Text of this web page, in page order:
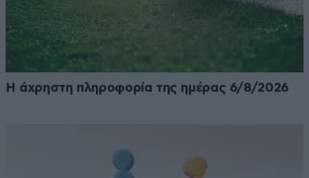
Η άχρηστη πληροφορία της ημέρας 6/8/2026